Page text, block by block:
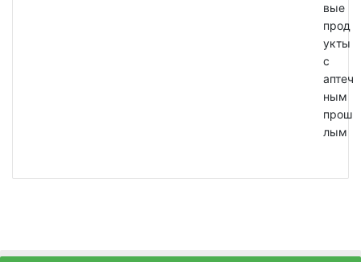
вые
прод
укты
с
аптеч
ным
прош
лым